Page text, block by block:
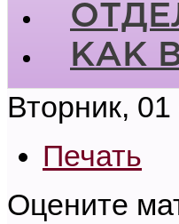
КАК
Вторник,
Печать
Оцените